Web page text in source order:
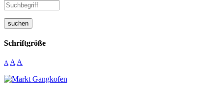
suchen
Schriftgröße
A A A